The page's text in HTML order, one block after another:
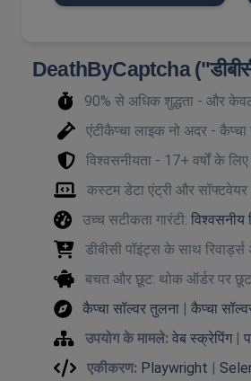
DeathByCaptcha
90% से अधिक शुद्धता - और
एंटीकैप्चा लाइक नो अदर -
विश्वसनीयता - 17+ वर्षों के
कस्टम डेटा एंट्री और
उच्च सटीकता गारंटी:
डीबीसी पॉइंट्स के साथ
बचत और छूट: थोक ऑर्डर पर छूट
कैप्चा सॉल्वर तुलना | कैप्चा
उपयोग के मामले: वेब स्क्रेपिंग|
एकीकरण: Playwright |